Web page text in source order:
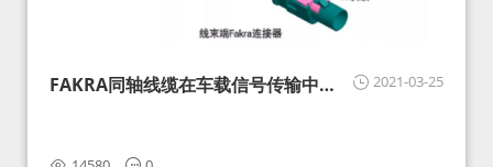
2021-03-25
FAKRA同轴线缆在车载信号传输中的